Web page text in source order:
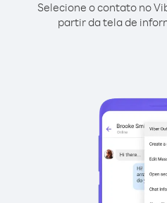
Selecione o contato no
partir da tela de